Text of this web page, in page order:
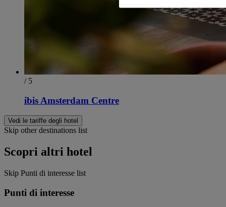
/ 5
ibis Amsterdam Centre
Vedi le tariffe degli hotel
Skip other destinations list
Scopri altri hotel
Skip Punti di interesse list
Punti di interesse